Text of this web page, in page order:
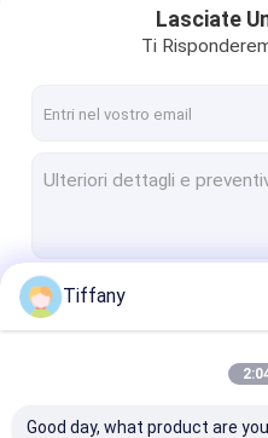
esposizione di LED curva
Piccola esposizione di
Armadietto di
Schermo di
Schermo LED sullo
Lasciate
Ti
Tiffany
Good day, what product are